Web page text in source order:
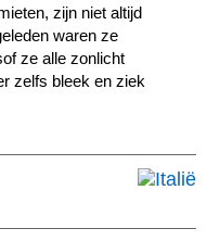
zijn niet altijd
waren ze
ze alle zonlicht
zelfs bleek en ziek